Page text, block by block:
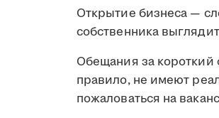
Открытие бизнеса —
собственника
Обещания за короткий
правило, не имеют
пожаловаться на